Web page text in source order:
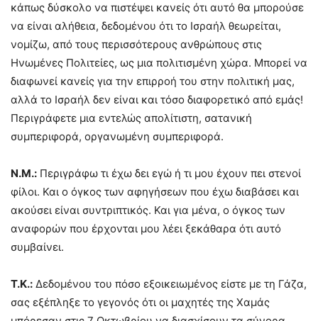
κάπως δύσκολο να πιστέψει κανείς ότι αυτό θα μπορούσε
να είναι αλήθεια, δεδομένου ότι το Ισραήλ θεωρείται,
νομίζω, από τους περισσότερους ανθρώπους στις
Ηνωμένες Πολιτείες, ως μια πολιτισμένη χώρα. Μπορεί να
διαφωνεί κανείς για την επιρροή του στην πολιτική μας,
αλλά το Ισραήλ δεν είναι και τόσο διαφορετικό από εμάς!
Περιγράφετε μια εντελώς απολίτιστη, σατανική
συμπεριφορά, οργανωμένη συμπεριφορά.
N.M.: Περιγράφω τι έχω δει εγώ ή τι μου έχουν πει στενοί
φίλοι. Και ο όγκος των αφηγήσεων που έχω διαβάσει και
ακούσει είναι συντριπτικός. Και για μένα, ο όγκος των
αναφορών που έρχονται μου λέει ξεκάθαρα ότι αυτό
συμβαίνει.
Τ.Κ.: Δεδομένου του πόσο εξοικειωμένος είστε με τη Γάζα,
σας εξέπληξε το γεγονός ότι οι μαχητές της Χαμάς